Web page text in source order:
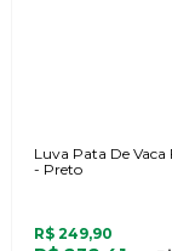
Luva Pata De
- Preto
R$ 249,90